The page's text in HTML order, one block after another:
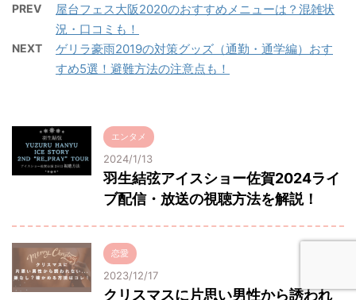
PREV
屋台フェス大阪2020のおすすめメニューは？混雑状
況・口コミも！
NEXT
ゲリラ豪雨2019の対策グッズ（通勤・通学編）おす
すめ5選！避難方法の注意点も！
エンタメ
2024/1/13
羽生結弦アイスショー佐賀2024ライ
ブ配信・放送の視聴方法を解説！
恋愛
2023/12/17
クリスマスに片思い男性から誘われ